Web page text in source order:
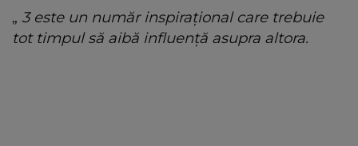
„ 3 este un număr inspirațional care trebuie
tot timpul să aibă influență asupra altora.